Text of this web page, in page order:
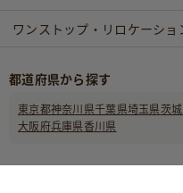
ワンストップ・リロケーシ
都道府県から探す
東京都神奈川県千葉県埼玉県茨
大阪府兵庫県香川県